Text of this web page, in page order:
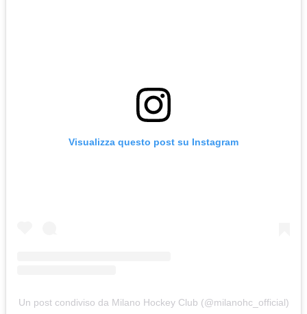
Visualizza questo post su Instagram
Un post condiviso da Milano Hockey Club (@milanohc_official)